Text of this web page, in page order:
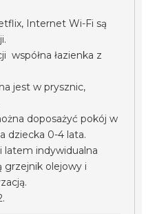
Internet Wi-Fi są
współna łazienka z
jest w prysznic,
doposażyć pokój w
dziecka 0-4 lata.
latem indywidualna
grzejnik olejowy i